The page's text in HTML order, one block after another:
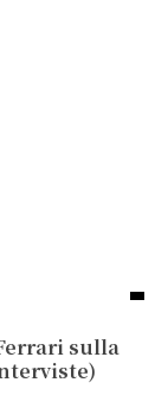
sulla